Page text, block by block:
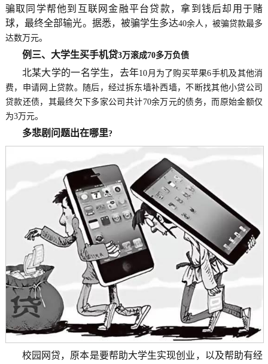
骗取同学帮他到互联网金融平台贷款，拿到钱后却用于赌
球，最终全部输光。据悉，被骗学生多达40余人，被骗贷款最多
达数万元。
例三、大学生买手机贷3万滚成70多万负债
北某大学的一名学生，去年10 月为了购买苹果6手机及其他消
费，申请网上贷款。随后，经过拆东墙补西墙，不断找其他小贷公司
贷款还债，其最终欠下多家公司共计70余万元的债务，而原始金额仅
为3万元。
多悲剧问题出在哪里?
校园网贷，原本是要帮助大学生实现创业，以及帮助有经